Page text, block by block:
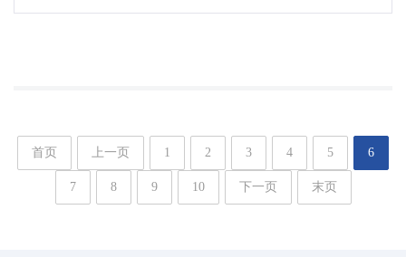
首页 上一页 1 2 3 4 5 6
7 8 9 10 下一页 末页